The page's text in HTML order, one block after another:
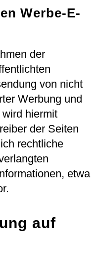
Werbe-E-
der
von nicht
Werbung und
hiermit
der Seiten
rechtliche
etwa
auf